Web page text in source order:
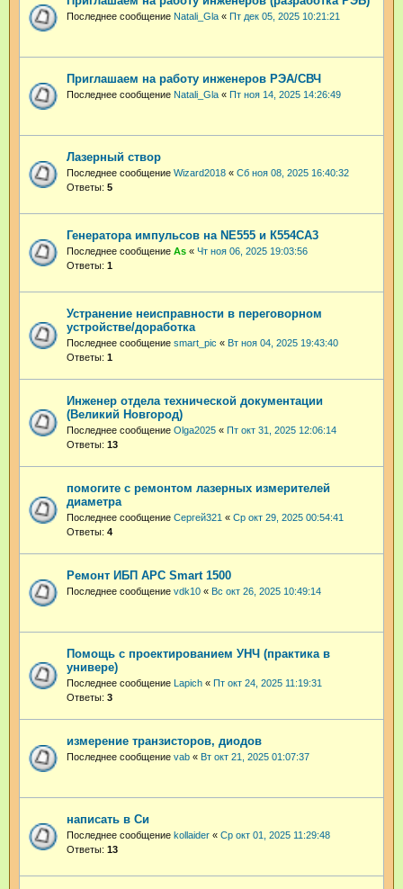
Последнее сообщение Natali_Gla « Пт дек 05, 2025 10:21:21
Приглашаем на работу инженеров РЭА/СВЧ
Последнее сообщение Natali_Gla « Пт ноя 14, 2025 14:26:49
Лазерный створ
Последнее сообщение Wizard2018 « Сб ноя 08, 2025 16:40:32
Ответы: 5
Генератора импульсов на NE555 и К554СА3
Последнее сообщение As « Чт ноя 06, 2025 19:03:56
Ответы: 1
Устранение неисправности в переговорном
устройстве/доработка
Последнее сообщение smart_pic « Вт ноя 04, 2025 19:43:40
Ответы: 1
Инженер отдела технической документации
(Великий Новгород)
Последнее сообщение Olga2025 « Пт окт 31, 2025 12:06:14
Ответы: 13
помогите с ремонтом лазерных измерителей
диаметра
Последнее сообщение Сергей321 « Ср окт 29, 2025 00:54:41
Ответы: 4
Ремонт ИБП APC Smart 1500
Последнее сообщение vdk10 « Вс окт 26, 2025 10:49:14
Помощь с проектированием УНЧ (практика в
универе)
Последнее сообщение Lapich « Пт окт 24, 2025 11:19:31
Ответы: 3
измерение транзисторов, диодов
Последнее сообщение vab « Вт окт 21, 2025 01:07:37
написать в Си
Последнее сообщение kollaider « Ср окт 01, 2025 11:29:48
Ответы: 13